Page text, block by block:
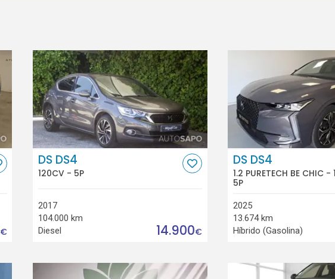
€
DS DS4
120CV - 5P
2017
104.000 km
Diesel
14.900€
DS DS4
1.2 PURETECH BE CHIC
5P
2025
13.674 km
Híbrido (Gasolina)